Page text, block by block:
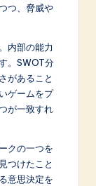
つ、脅威や
内部の能力
。SWOT分
があること
ゲームをプ
が一致すれ
クの一つを
つけたこと
意思決定を